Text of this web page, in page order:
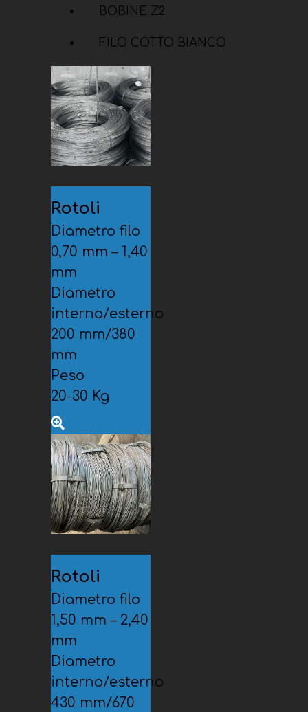
BOBINE Z2
FILO COTTO BIANCO
Rotoli
Diametro filo
0,70 mm – 1,40
mm
Diametro
interno/esterno
200 mm/380
mm
Peso
20-30 Kg
Rotoli
Diametro filo
1,50 mm – 2,40
mm
Diametro
interno/esterno
430 mm/670